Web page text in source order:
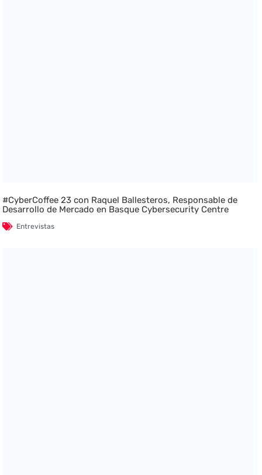
#CyberCoffee 23 con Raquel Ballesteros, Responsable de
Desarrollo de Mercado en Basque Cybersecurity Centre
Entrevistas